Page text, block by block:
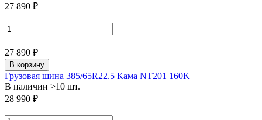
27 890 ₽
27 890 ₽
В корзину
Грузовая шина 385/65R22.5 Кама NT201 160K
В наличии >10 шт.
28 990 ₽